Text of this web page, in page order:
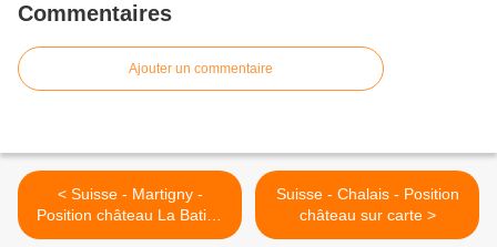
Commentaires
Ajouter un commentaire
< Suisse - Martigny -
Position château La Batiaz
sur carte
Suisse - Chalais - Position
château sur carte >